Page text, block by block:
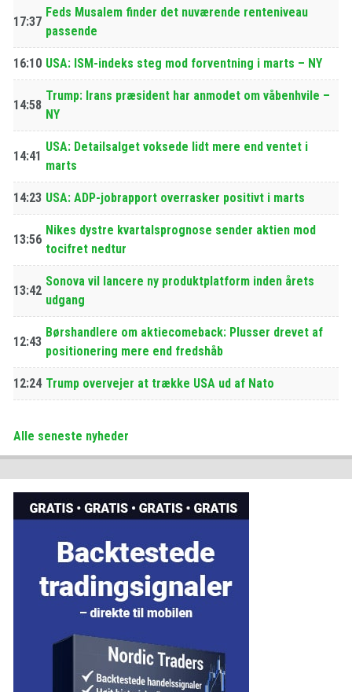
17:37
Feds Musalem finder det nuværende renteniveau
passende
16:10 USA: ISM-indeks steg mod forventning i marts – NY
14:58
Trump: Irans præsident har anmodet om våbenhvile –
NY
14:41
USA: Detailsalget voksede lidt mere end ventet i
marts
14:23 USA: ADP-jobrapport overrasker positivt i marts
13:56
Nikes dystre kvartalsprognose sender aktien mod
tocifret nedtur
13:42
Sonova vil lancere ny produktplatform inden årets
udgang
12:43
Børshandlere om aktiecomeback: Plusser drevet af
positionering mere end fredshåb
12:24 Trump overvejer at trække USA ud af Nato
Alle seneste nyheder